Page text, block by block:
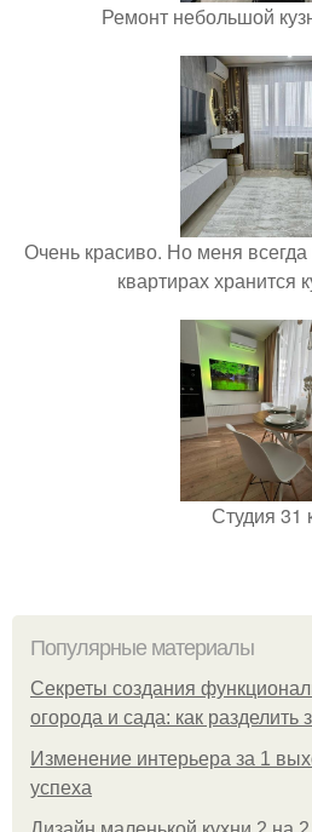
Ремонт небольшой
Очень красиво. Но меня всегда
квартирах хранится
Студия 31
Популярные материалы
Секреты создания
огорода и сада: как разделить
Изменение интерьера за 1
успеха